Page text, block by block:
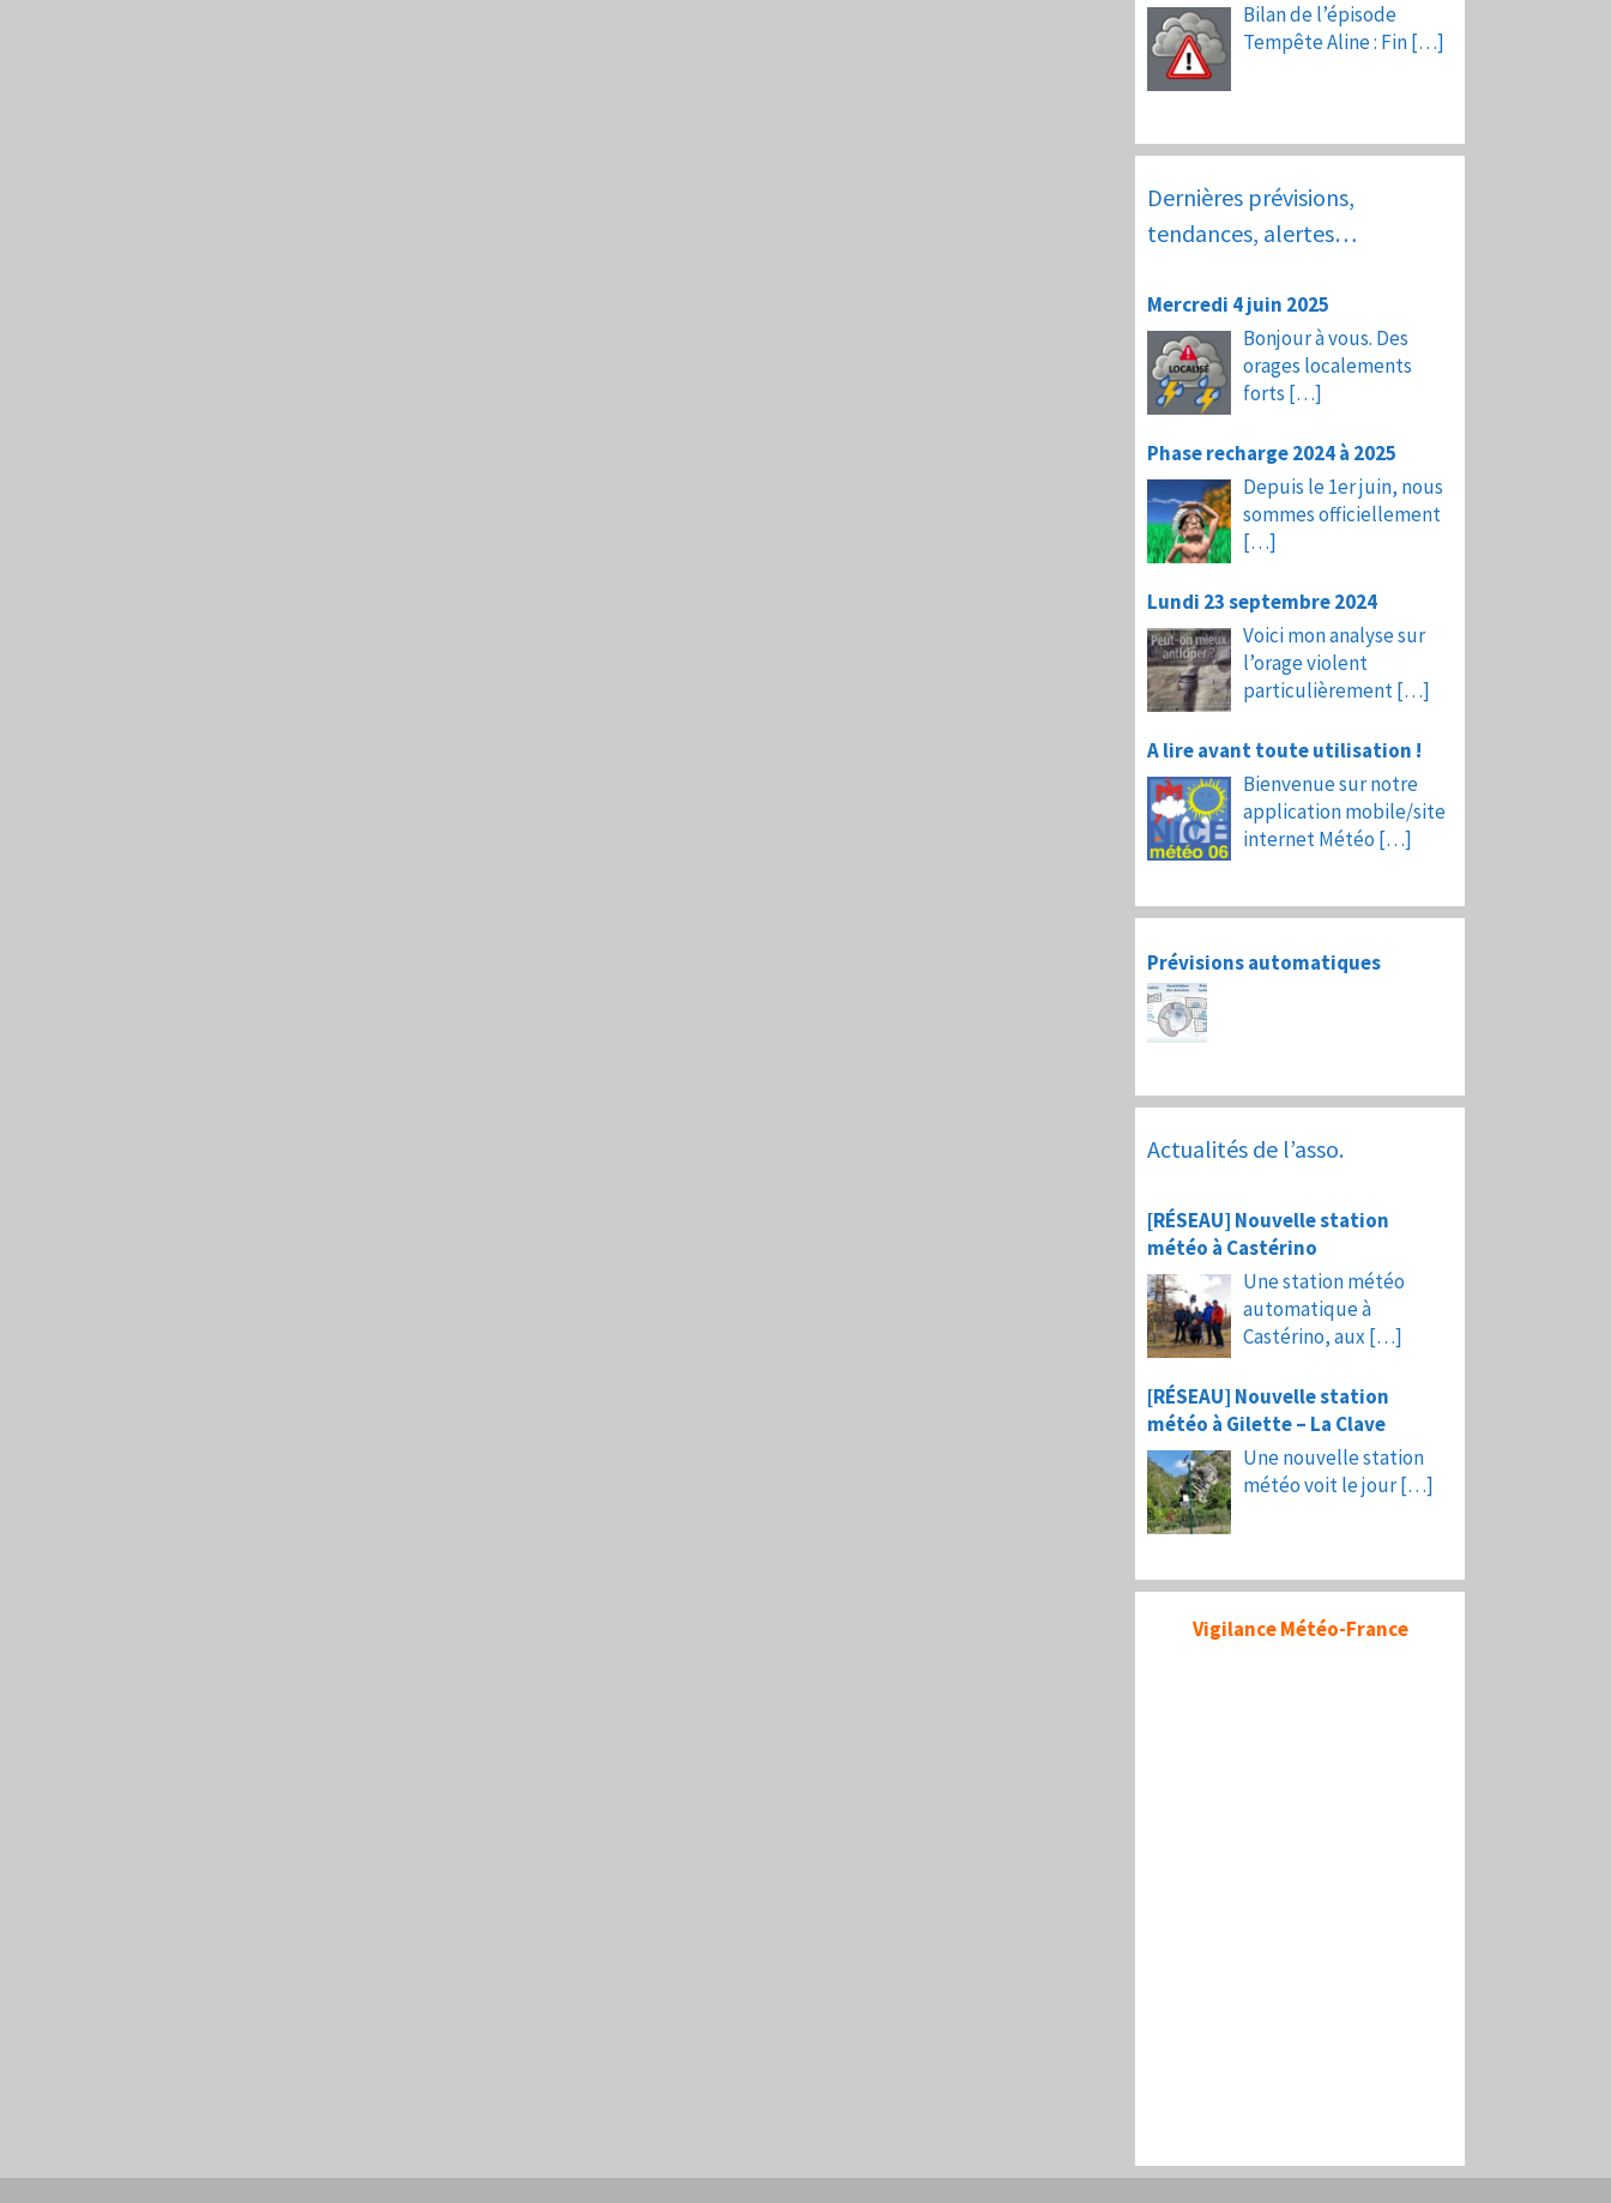
Bilan de l’épisode
Tempête Aline : Fin[…]
Dernières prévisions,
tendances, alertes…
Mercredi 4 juin 2025
Bonjour à vous. Des
orages localements
forts […]
Phase recharge 2024 à 2025
Depuis le 1er juin, nous
sommes officiellement
[…]
Lundi 23 septembre 2024
Voici mon analyse sur
l’orage violent
particulièrement[…]
A lire avant toute utilisation !
Bienvenue sur notre
application mobile/site
internet Météo […]
Prévisions automatiques
Actualités de l’asso.
[RÉSEAU] Nouvelle station
météo à Castérino
Une station météo
automatique à
Castérino, aux […]
[RÉSEAU] Nouvelle station
météo à Gilette – La Clave
Une nouvelle station
météo voit le jour[…]
Vigilance Météo-France